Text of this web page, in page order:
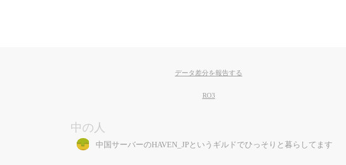
データ差分を報告する
RO3
中の人
中国サーバーのHAVEN_JPというギルドでひっそりと暮らしてます